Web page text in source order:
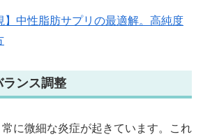
】中性脂肪サプリの最適解。高純度
ンス調整
に微細な炎症が起きています。これ